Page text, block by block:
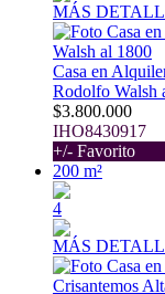
MÁS
Casa en
Rodolfo Walsh
$3.800.000
IHO8430917
+/- Favorito
200 m²
4
MÁS